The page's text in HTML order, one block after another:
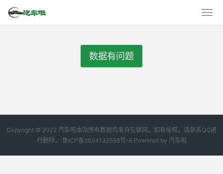
数据有问题
Copyright © 2022 汽车啦本站所有数据均来自互联网，如有侵权，请联系QQ进
行删除。 鲁ICP备2024132558号-6Powered by 汽车啦